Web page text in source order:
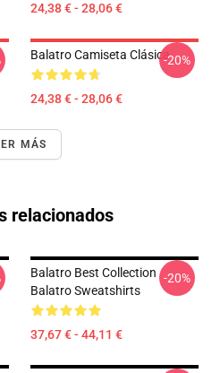
24,38 € - 28,06 €
Balatro Camiseta Clásica
24,38 € - 28,06 €
-20%
MÁS
relacionados
Balatro Best Collection
Balatro Sweatshirts
37,67 € - 44,11 €
-20%